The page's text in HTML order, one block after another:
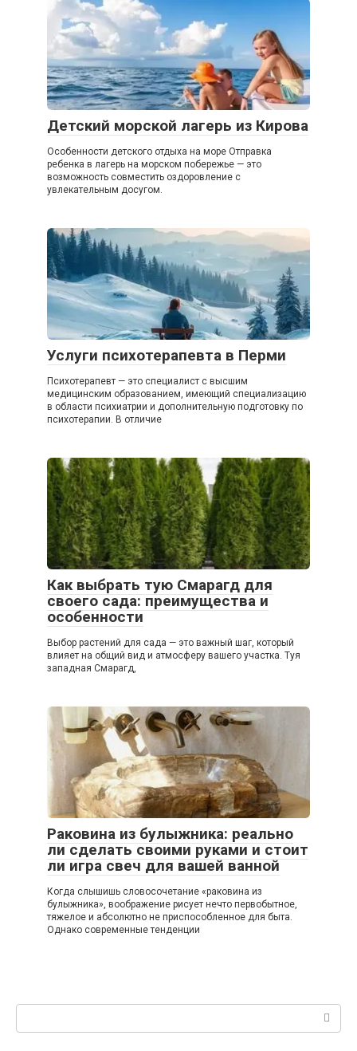
Детский морской лагерь из Кирова
Особенности детского отдыха на море Отправка
ребенка в лагерь на морском побережье — это
возможность совместить оздоровление с
увлекательным досугом.
Услуги психотерапевта в Перми
Психотерапевт — это специалист с высшим
медицинским образованием, имеющий специализацию
в области психиатрии и дополнительную подготовку по
психотерапии. В отличие
Как выбрать тую Смарагд для
своего сада: преимущества и
особенности
Выбор растений для сада — это важный шаг, который
влияет на общий вид и атмосферу вашего участка. Туя
западная Смарагд,
Раковина из булыжника: реально
ли сделать своими руками и стоит
ли игра свеч для вашей ванной
Когда слышишь словосочетание «раковина из
булыжника», воображение рисует нечто первобытное,
тяжелое и абсолютно не приспособленное для быта.
Однако современные тенденции